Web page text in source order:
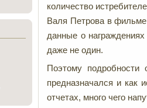
количество
Валя Петрова в
данные о
даже не один.
Поэтому
предназначался и как
отчетах, много чего